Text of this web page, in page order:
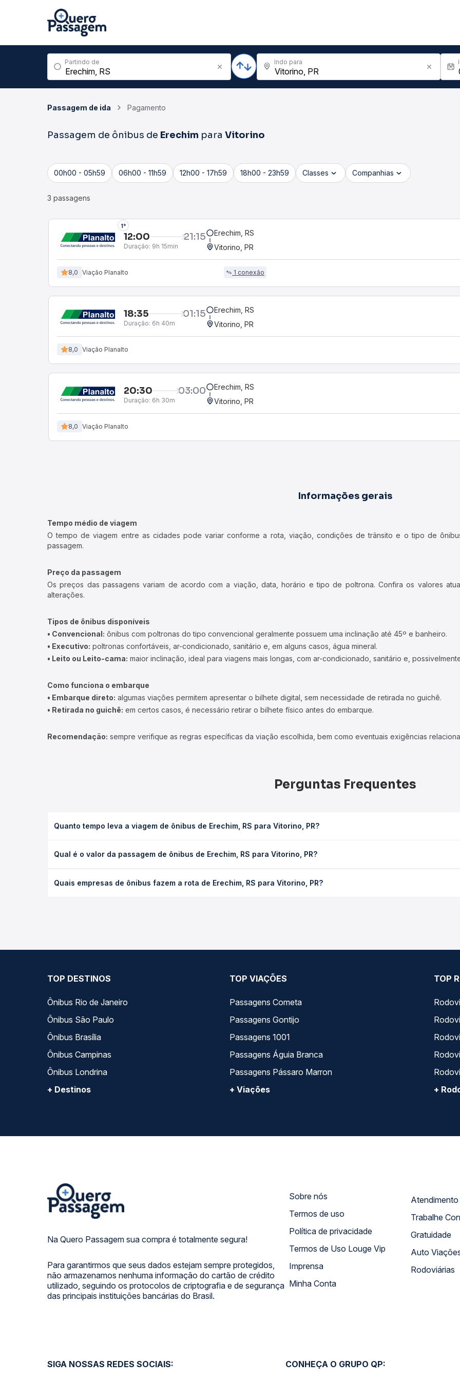
Partindo de Indo para
Passagem de ida Pagamento
Passagem de ônibus de Erechim para Vitorino
00h00 - 05h59 06h00 - 11h59 12h00 - 17h59 18h00 - 23h59 Classes Companhias
3 passagens
1°
12:00 21:15
Duração: 9h 15min
Erechim, RS
Vitorino, PR
8,0 Viação Planalto 1 conexão
18:35 01:15
Duração: 6h 40m
Erechim, RS
Vitorino, PR
8,0 Viação Planalto
20:30 03:00
Duração: 6h 30m
Erechim, RS
Vitorino, PR
8,0 Viação Planalto
Informações gerais
Tempo médio de viagem
O tempo de viagem entre as cidades pode variar conforme a rota, viação, condições de trânsito e o tipo de
passagem.
Preço da passagem
Os preços das passagens variam de acordo com a viação, data, horário e tipo de poltrona. Confira os valores
alterações.
Tipos de ônibus disponíveis
• Convencional: ônibus com poltronas do tipo convencional geralmente possuem uma inclinação até 45º e banheiro.
• Executivo: poltronas confortáveis, ar-condicionado, sanitário e, em alguns casos, água mineral.
• Leito ou Leito-cama: maior inclinação, ideal para viagens mais longas, com ar-condicionado, sanitário e,
Como funciona o embarque
• Embarque direto: algumas viações permitem apresentar o bilhete digital, sem necessidade de retirada no guichê.
• Retirada no guichê: em certos casos, é necessário retirar o bilhete físico antes do embarque.
Recomendação: sempre verifique as regras específicas da viação escolhida, bem como eventuais exigências
Perguntas Frequentes
Quanto tempo leva a viagem de ônibus de Erechim, RS para Vitorino, PR?
as condições de tráfego. Na Quero Passagem você consulta os horários disponíveis e vê a duração exata de cada
Qual é o valor da passagem de ônibus de Erechim, RS para Vitorino, PR?
antecedência da compra. Na Quero Passagem você compara os preços de todas as viações em tempo real e garante
Quais empresas de ônibus fazem a rota de Erechim, RS para Vitorino, PR?
TOP DESTINOS
Ônibus Rio de Janeiro
Ônibus São Paulo
Ônibus Brasília
Ônibus Campinas
Ônibus Londrina
+ Destinos
TOP VIAÇÕES
Passagens Cometa
Passagens Gontijo
Passagens 1001
Passagens Águia Branca
Passagens Pássaro Marron
+ Viações
TOP
+
Na Quero Passagem sua compra é totalmente segura!
Para garantirmos que seus dados estejam sempre protegidos,
não armazenamos nenhuma informação do cartão de crédito
utilizado, seguindo os protocolos de criptografia e de segurança
das principais instituições bancárias do Brasil.
Sobre nós
Termos de uso
Política de privacidade
Termos de Uso Louge Vip
Imprensa
Minha Conta
Trabalhe
Gratuidade
Auto
Rodoviárias
SIGA NOSSAS REDES SOCIAIS: CONHEÇA O GRUPO QP: